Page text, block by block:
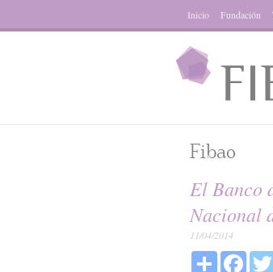
Inicio Fundación
Fibao
El Banco
Nacional
11/04/2014
Share